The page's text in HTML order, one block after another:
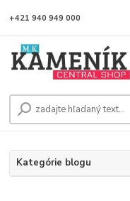
+421 940 949 000
Kategórie blogu